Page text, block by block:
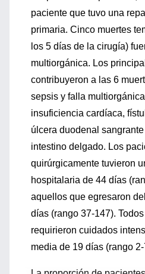
paciente que tuvo una
primaria. Cinco muertes
los 5 días de la cirugía)
multiorgánica. Los
contribuyeron a las 6
sepsis y falla
insuficiencia cardíaca,
úlcera duodenal
intestino delgado. Los
quirúrgicamente tuvieron
hospitalaria de 44 días
aquellos que egresaron
días (rango 37-147).
requirieron cuidados
media de 19 días (rango 2-